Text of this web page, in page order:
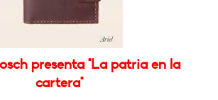
presenta "La patria en la
cartera"